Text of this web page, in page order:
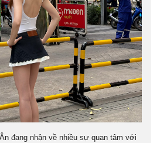
đang nhận về nhiều sự quan tâm với